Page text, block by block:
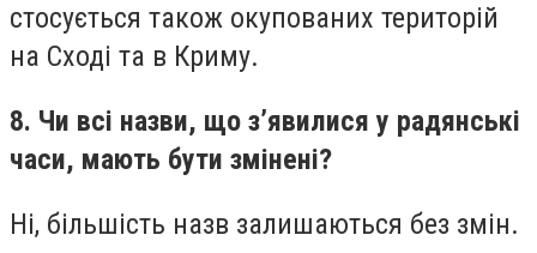
стосується також окупованих територій
на Сході та в Криму.
8. Чи всі назви, що з’явилися у радянські
часи, мають бути змінені?
Ні, більшість назв залишаються без змін.